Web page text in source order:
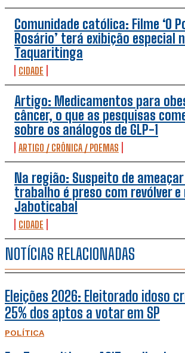
Comunidade católica: Filme ‘O
Rosário’ terá exibição especial
Taquaritinga
CIDADE
Artigo: Medicamentos para
câncer, o que as pesquisas
sobre os análogos de GLP-1
ARTIGO / CRÔNICA / POEMAS
Na região: Suspeito de
trabalho é preso com revólver e
Jaboticabal
CIDADE
NOTÍCIAS RELACIONADAS
Eleições 2026: Eleitorado idoso
25% dos aptos a votar em SP
POLÍTICA